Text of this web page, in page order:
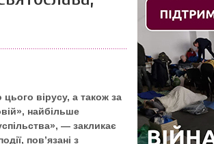
вірусу, а також за
найбільше
— закликає
пов’язані з